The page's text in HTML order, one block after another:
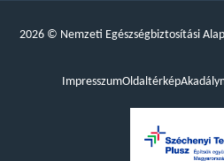
2026 © Nemzeti Egészségbiztosítási
ImpresszumOldaltérkép